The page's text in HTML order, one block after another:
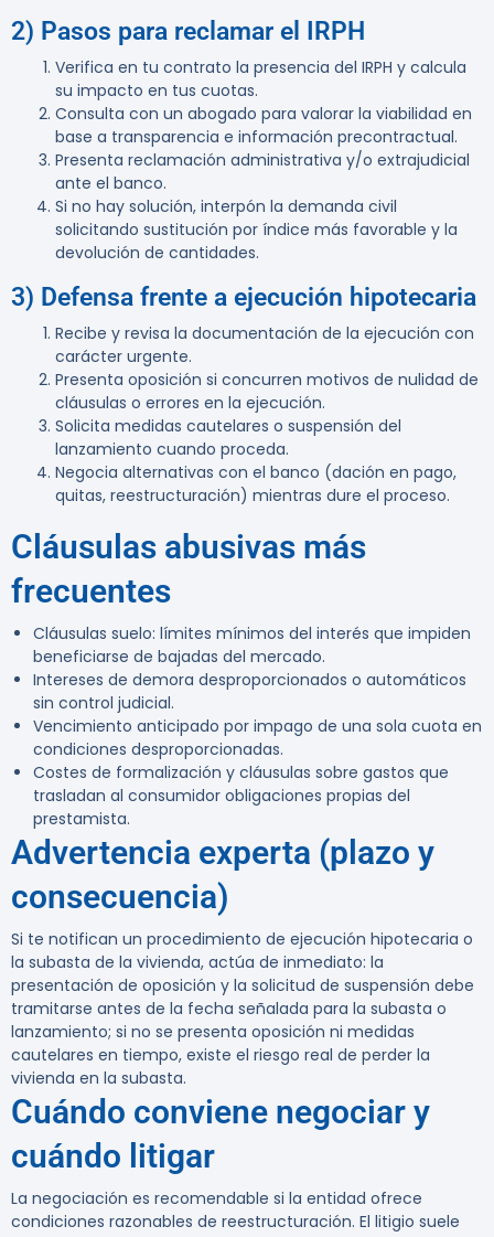
2) Pasos para reclamar el IRPH
Verifica en tu contrato la presencia del IRPH y calcula
su impacto en tus cuotas.
Consulta con un abogado para valorar la viabilidad en
base a transparencia e información precontractual.
Presenta reclamación administrativa y/o extrajudicial
ante el banco.
Si no hay solución, interpón la demanda civil
solicitando sustitución por índice más favorable y la
devolución de cantidades.
3) Defensa frente a ejecución hipotecaria
Recibe y revisa la documentación de la ejecución con
carácter urgente.
Presenta oposición si concurren motivos de nulidad de
cláusulas o errores en la ejecución.
Solicita medidas cautelares o suspensión del
lanzamiento cuando proceda.
Negocia alternativas con el banco (dación en pago,
quitas, reestructuración) mientras dure el proceso.
Cláusulas abusivas más
frecuentes
Cláusulas suelo: límites mínimos del interés que impiden
beneficiarse de bajadas del mercado.
Intereses de demora desproporcionados o automáticos
sin control judicial.
Vencimiento anticipado por impago de una sola cuota en
condiciones desproporcionadas.
Costes de formalización y cláusulas sobre gastos que
trasladan al consumidor obligaciones propias del
prestamista.
Advertencia experta (plazo y
consecuencia)
Si te notifican un procedimiento de ejecución hipotecaria o
la subasta de la vivienda, actúa de inmediato: la
presentación de oposición y la solicitud de suspensión debe
tramitarse antes de la fecha señalada para la subasta o
lanzamiento; si no se presenta oposición ni medidas
cautelares en tiempo, existe el riesgo real de perder la
vivienda en la subasta.
Cuándo conviene negociar y
cuándo litigar
La negociación es recomendable si la entidad ofrece
condiciones razonables de reestructuración. El litigio suele